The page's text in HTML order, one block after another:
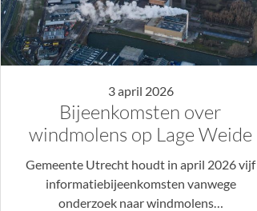
3 april 2026
Bijeenkomsten over
windmolens op Lage Weide
Gemeente Utrecht houdt in april 2026 vijf
informatiebijeenkomsten vanwege
onderzoek naar windmolens…